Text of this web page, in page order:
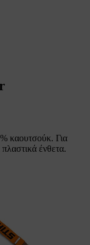
καουτσούκ. Για
ένθετα.